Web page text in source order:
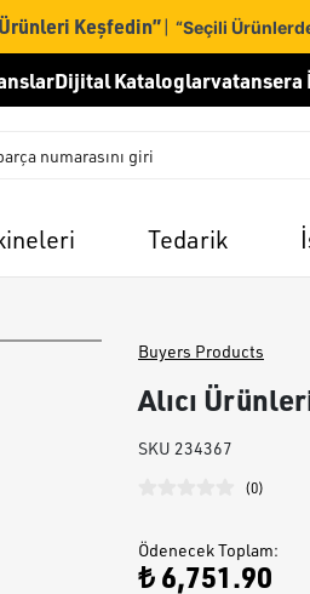
Keşfedin”| “Seçili
Dijital Kataloglarvatansera
Tedarik
Buyers Products
Alıcı
SKU 234367
(0)
Ödenecek Toplam:
₺ 6,751.90